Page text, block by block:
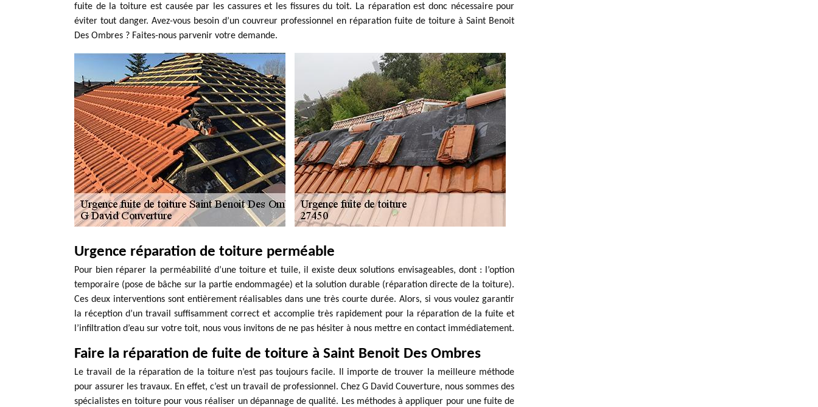
fuite de la toiture est causée par les cassures et les fissures du toit. La réparation est donc nécessaire pour
éviter tout danger. Avez-vous besoin d’un couvreur professionnel en réparation fuite de toiture à Saint Benoit
Des Ombres ? Faites-nous parvenir votre demande.
Urgence réparation de toiture perméable
Pour bien réparer la perméabilité d’une toiture et tuile, il existe deux solutions envisageables, dont : l’option
temporaire (pose de bâche sur la partie endommagée) et la solution durable (réparation directe de la toiture).
Ces deux interventions sont entièrement réalisables dans une très courte durée. Alors, si vous voulez garantir
la réception d’un travail suffisamment correct et accomplie très rapidement pour la réparation de la fuite et
l’infiltration d’eau sur votre toit, nous vous invitons de ne pas hésiter à nous mettre en contact immédiatement.
Faire la réparation de fuite de toiture à Saint Benoit Des Ombres
Le travail de la réparation de la toiture n’est pas toujours facile. Il importe de trouver la meilleure méthode
pour assurer les travaux. En effet, c’est un travail de professionnel. Chez G David Couverture, nous sommes des
spécialistes en toiture pour vous réaliser un dépannage de qualité. Les méthodes à appliquer pour une fuite de